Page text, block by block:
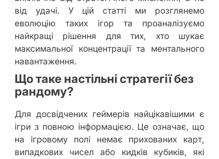
від удачі. У цій статті ми розглянемо
еволюцію таких ігор та проаналізуємо
найкращі рішення для тих, хто шукає
максимальної концентрації та ментального
навантаження.
Що таке настільні стратегії без
рандому?
Для досвідчених геймерів найцікавішими є
ігри з повною інформацією. Це означає, що
на ігровому полі немає прихованих карт,
випадкових чисел або кидків кубиків, які